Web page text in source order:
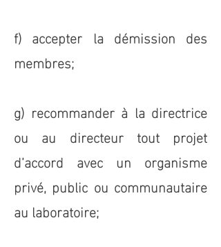
f) accepter la démission des
membres;
g) recommander à la directrice
ou au directeur tout projet
d’accord avec un organisme
privé, public ou communautaire
au laboratoire;